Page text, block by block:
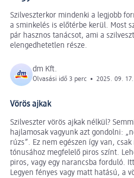
Szilveszterkor mindenki a legjobb
a sminkelés is előtérbe kerül. Most
pár hasznos tanácsot, ami a
elengedhetetlen része.
dm Kft.
Olvasási idő 3 perc • 2025. 09. 17.
Vörös ajkak
Szilveszter vörös ajkak nélkül?
hajlamosak vagyunk azt gondolni:
rúzs”. Ez nem egészen így van,
tónusához megfelelő piros színt.
piros, vagy egy narancsba forduló.
Legyen fényes vagy matt hatású, a